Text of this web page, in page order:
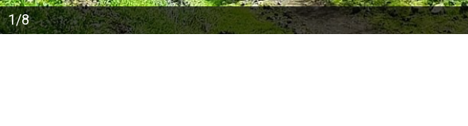
1/8